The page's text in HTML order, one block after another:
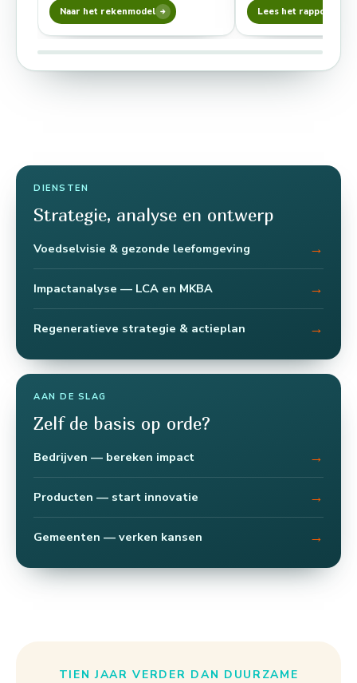
of Google…
Naar het rekenmodel Lees het rapport
DIENSTEN
Strategie, analyse en ontwerp
Voedselvisie & gezonde leefomgeving →
Impactanalyse — LCA en MKBA →
Regeneratieve strategie & actieplan →
AAN DE SLAG
Zelf de basis op orde?
Bedrijven — bereken impact →
Producten — start innovatie →
Gemeenten — verken kansen →
TIEN JAAR VERDER DAN DUURZAME